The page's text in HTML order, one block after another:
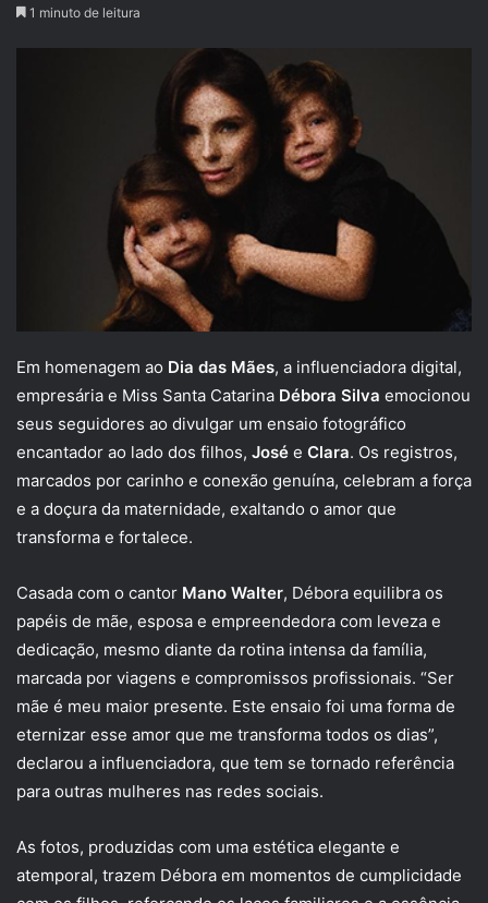
1 minuto de leitura
Em homenagem ao Dia das Mães, a influenciadora digital,
empresária e Miss Santa Catarina Débora Silva emocionou
seus seguidores ao divulgar um ensaio fotográfico
encantador ao lado dos filhos, José e Clara. Os registros,
marcados por carinho e conexão genuína, celebram a força
e a doçura da maternidade, exaltando o amor que
transforma e fortalece.
Casada com o cantor Mano Walter, Débora equilibra os
papéis de mãe, esposa e empreendedora com leveza e
dedicação, mesmo diante da rotina intensa da família,
marcada por viagens e compromissos profissionais. “Ser
mãe é meu maior presente. Este ensaio foi uma forma de
eternizar esse amor que me transforma todos os dias”,
declarou a influenciadora, que tem se tornado referência
para outras mulheres nas redes sociais.
As fotos, produzidas com uma estética elegante e
atemporal, trazem Débora em momentos de cumplicidade